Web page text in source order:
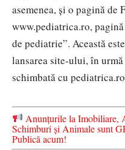
asemenea, și o pagină de
www.pediatrica.ro,
de pediatrie”. Această
lansarea site-ului, în
schimbată cu
Anunțurile la Imobiliare,
Schimburi și Animale sunt
Publică acum!